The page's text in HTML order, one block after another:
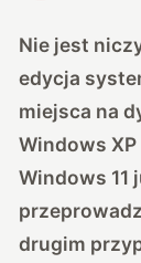
Nie jest
edycja
miejsca na
Windows XP
Windows 11
drugim